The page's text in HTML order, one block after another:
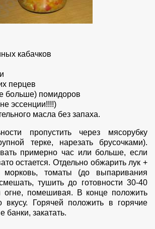
кабачков
перцев
больше) помидоров
эссенции!!!!)
масла без запаха.
пропустить через мясорубку
терке, нарезать брусочками).
примерно час или больше, если
остается. Отдельно обжарить лук +
морковь, томаты (до выпаривания
тушить до готовности 30-40
помешивая. В конце положить
вкусу. Горячей положить в горячие
банки, закатать.